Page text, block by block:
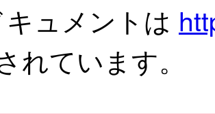
ュメントは
れています。